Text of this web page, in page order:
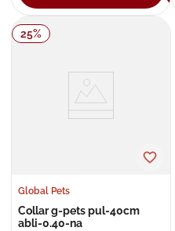
25%
Global Pets
Collar g-pets pul-40cm
abli-0.40-na